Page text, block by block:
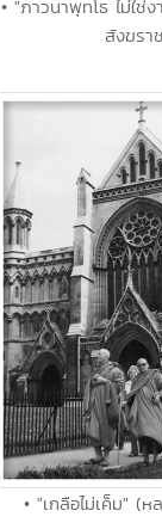
• "ภาวนาพุทโธ ไม่ใช่
สังฆรา
• "เกลือไม่เค็ม" (